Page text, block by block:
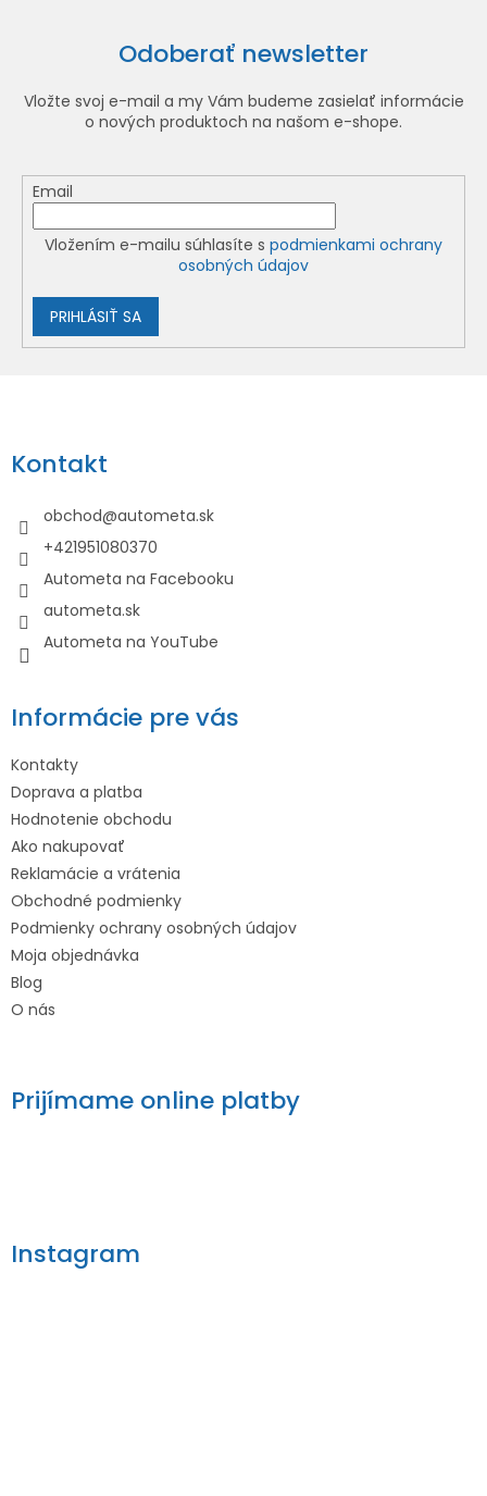
Odoberať newsletter
Vložte svoj e-mail a my Vám budeme zasielať informácie
o nových produktoch na našom e-shope.
Email
Vložením e-mailu súhlasíte s podmienkami ochrany
osobných údajov
PRIHLÁSIŤ SA
p
äKontakt
obchod@autometa.sk
+421951080370
Autometa na Facebooku
autometa.sk
Autometa na YouTube
Informácie pre vás
Kontakty
Doprava a platba
Hodnotenie obchodu
Ako nakupovať
Reklamácie a vrátenia
Obchodné podmienky
Podmienky ochrany osobných údajov
Moja objednávka
Blog
O nás
Prijímame online platby
Instagram